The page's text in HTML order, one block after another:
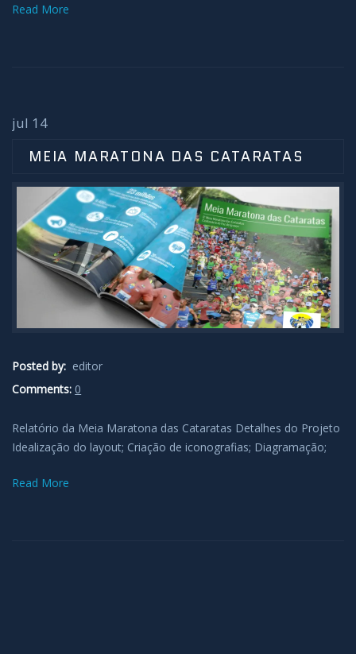
Read More
jul 14
MEIA MARATONA DAS CATARATAS
Posted by: editor
Comments: 0
Relatório da Meia Maratona das Cataratas Detalhes do Projeto
Idealização do layout; Criação de iconografias; Diagramação;
Read More